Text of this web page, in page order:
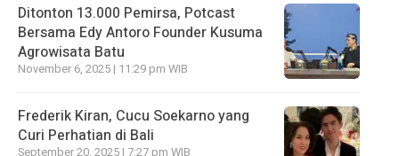
Ditonton 13.000 Pemirsa, Potcast
Bersama Edy Antoro Founder Kusuma
Agrowisata Batu
November 6, 2025 | 11:29 pm WIB
Frederik Kiran, Cucu Soekarno yang
Curi Perhatian di Bali
September 20, 2025 | 7:27 pm WIB